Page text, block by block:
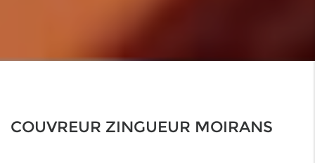
COUVREUR ZINGUEUR MOIRANS